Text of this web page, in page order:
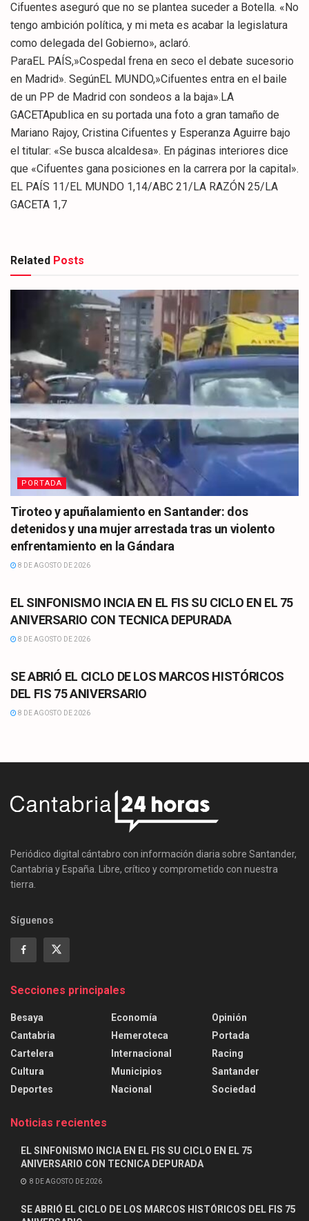
Cifuentes aseguró que no se plantea suceder a Botella. «No
tengo ambición política, y mi meta es acabar la legislatura
como delegada del Gobierno», aclaró.
ParaEL PAÍS,»Cospedal frena en seco el debate sucesorio
en Madrid». SegúnEL MUNDO,»Cifuentes entra en el baile
de un PP de Madrid con sondeos a la baja».LA
GACETApublica en su portada una foto a gran tamaño de
Mariano Rajoy, Cristina Cifuentes y Esperanza Aguirre bajo
el titular: «Se busca alcaldesa». En páginas interiores dice
que «Cifuentes gana posiciones en la carrera por la capital».
EL PAÍS 11/EL MUNDO 1,14/ABC 21/LA RAZÓN 25/LA
GACETA 1,7
Related Posts
PORTADA
Tiroteo y apuñalamiento en Santander: dos
detenidos y una mujer arrestada tras un violento
enfrentamiento en la Gándara
8 DE AGOSTO DE 2026
EL SINFONISMO INCIA EN EL FIS SU CICLO EN EL 75
ANIVERSARIO CON TECNICA DEPURADA
8 DE AGOSTO DE 2026
SE ABRIÓ EL CICLO DE LOS MARCOS HISTÓRICOS
DEL FIS 75 ANIVERSARIO
8 DE AGOSTO DE 2026
Periódico digital cántabro con información diaria sobre Santander,
Cantabria y España. Libre, crítico y comprometido con nuestra
tierra.
Síguenos
Secciones principales
Besaya
Cantabria
Cartelera
Cultura
Deportes
Economía
Hemeroteca
Internacional
Municipios
Nacional
Opinión
Portada
Racing
Santander
Sociedad
Noticias recientes
EL SINFONISMO INCIA EN EL FIS SU CICLO EN EL 75
ANIVERSARIO CON TECNICA DEPURADA
8 DE AGOSTO DE 2026
SE ABRIÓ EL CICLO DE LOS MARCOS HISTÓRICOS DEL FIS 75